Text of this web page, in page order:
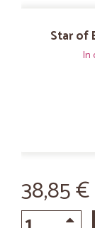
Star of
In
38,85 €